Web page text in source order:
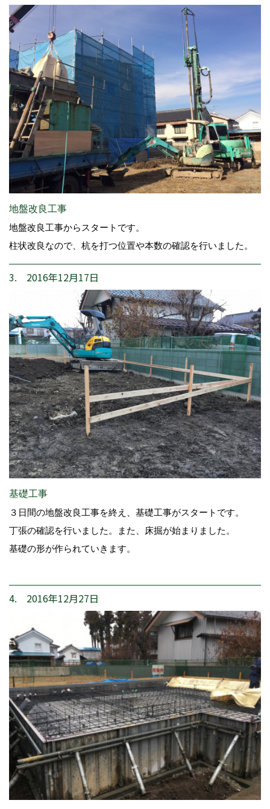
地盤改良工事
地盤改良工事からスタートです。
柱状改良なので、杭を打つ位置や本数の確認を行いました。
3. 2016年12月17日
基礎工事
３日間の地盤改良工事を終え、基礎工事がスタートです。
丁張の確認を行いました。また、床掘が始まりました。
基礎の形が作られていきます。
4. 2016年12月27日